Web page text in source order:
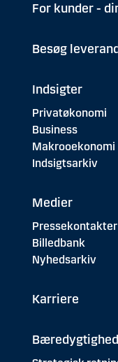
For kunder -
Besøg
Indsigter
Privatøkonomi
Business
Makrooekonomi
Indsigtsarkiv
Medier
Pressekontakter
Billedbank
Nyhedsarkiv
Karriere
Bæredygtighed